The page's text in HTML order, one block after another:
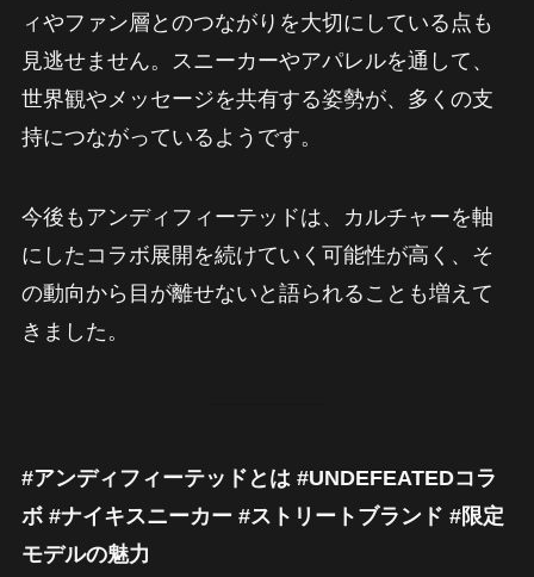
ィやファン層とのつながりを大切にしている点も
見逃せません。スニーカーやアパレルを通して、
世界観やメッセージを共有する姿勢が、多くの支
持につながっているようです。
今後もアンディフィーテッドは、カルチャーを軸
にしたコラボ展開を続けていく可能性が高く、そ
の動向から目が離せないと語られることも増えて
きました。
#アンディフィーテッドとは #UNDEFEATEDコラ
ボ #ナイキスニーカー #ストリートブランド #限定
モデルの魅力